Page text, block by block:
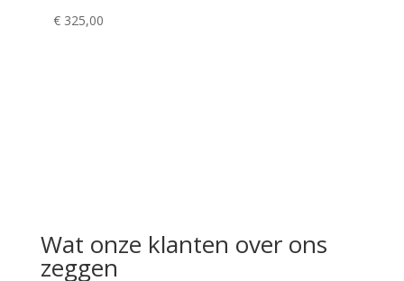
€325,00
Wat onze klanten over ons
zeggen